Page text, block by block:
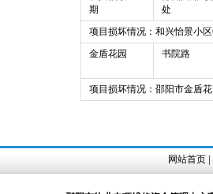
期
处
项目损坏情况：和兴怡景小
金盾花园
书院路
项目损坏情况：邵阳市金盾
网站首页|